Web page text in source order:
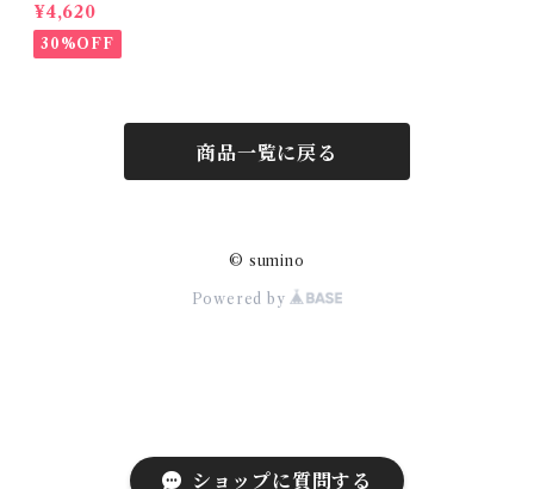
ショップに質問する
¥4,620
30%OFF
商品一覧に戻る
© sumino
Powered by